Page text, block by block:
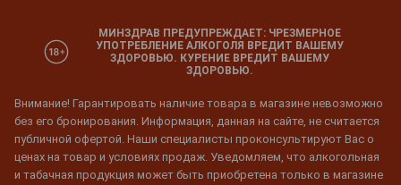
МИНЗДРАВ ПРЕДУПРЕЖДАЕТ: ЧРЕЗМЕРНОЕ
УПОТРЕБЛЕНИЕ АЛКОГОЛЯ ВРЕДИТ ВАШЕМУ
ЗДОРОВЬЮ. КУРЕНИЕ ВРЕДИТ ВАШЕМУ
ЗДОРОВЬЮ.
Внимание! Гарантировать наличие товара в магазине невозможно
без его бронирования. Информация, данная на сайте, не считается
публичной офертой. Наши специалисты проконсультируют Вас о
ценах на товар и условиях продаж. Уведомляем, что алкогольная
и табачная продукция может быть приобретена только в магазине